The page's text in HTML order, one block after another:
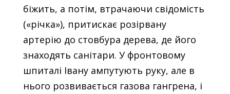
біжить, а потім, втрачаючи свідомість
(«річка»), притискає розірвану
артерію до стовбура дерева, де його
знаходять санітари. У фронтовому
шпиталі Івану ампутують руку, але в
нього розвивається газова гангрена, і